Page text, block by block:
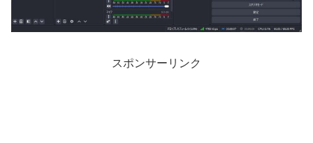
スポンサーリンク